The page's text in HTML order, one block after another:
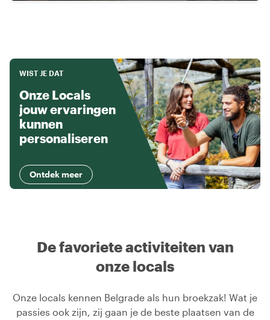
WIST JE DAT
Onze Locals
jouw ervaringen
kunnen
personaliseren
Ontdek meer
De favoriete activiteiten van
onze locals
Onze locals kennen Belgrade als hun broekzak! Wat je
passies ook zijn, zij gaan je de beste plaatsen van de